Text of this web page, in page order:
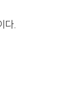
다.